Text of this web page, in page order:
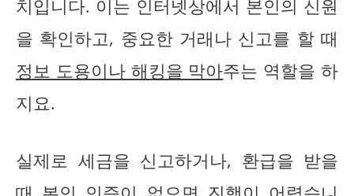
치입니다. 이는 인터넷상에서 본인의 신원
을 확인하고, 중요한 거래나 신고를 할 때
정보 도용이나 해킹을 막아주는 역할을 하
지요.
실제로 세금을 신고하거나, 환급을 받을